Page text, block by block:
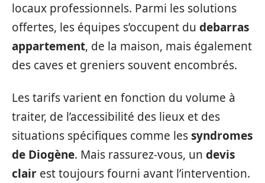
locaux professionnels. Parmi les solutions
offertes, les équipes s’occupent du debarras
appartement, de la maison, mais également
des caves et greniers souvent encombrés.
Les tarifs varient en fonction du volume à
traiter, de l’accessibilité des lieux et des
situations spécifiques comme lessyndromes
de Diogène. Mais rassurez-vous, un devis
clair est toujours fourni avant l’intervention.